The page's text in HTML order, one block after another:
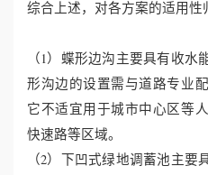
综合上述，对各方案的适用性
（1）蝶形边沟主要具有收
形沟边的设置需与道路专业
它不适宜用于城市中心区等
快速路等区域。
（2）下凹式绿地调蓄池主